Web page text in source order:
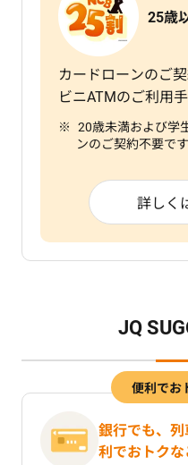
25歳
カードローンのご
ビニATMのご利用
20歳未満および学
ンのご契約不要です
詳しく
JQ
便利でお
銀行でも、
利でおトクな